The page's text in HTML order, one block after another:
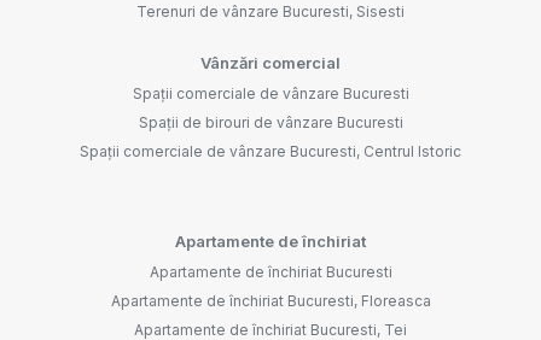
Terenuri de vânzare Bucuresti, Sisesti
Vânzări comercial
Spații comerciale de vânzare Bucuresti
Spații de birouri de vânzare Bucuresti
Spații comerciale de vânzare Bucuresti, Centrul Istoric
Apartamente de închiriat
Apartamente de închiriat Bucuresti
Apartamente de închiriat Bucuresti, Floreasca
Apartamente de închiriat Bucuresti, Tei